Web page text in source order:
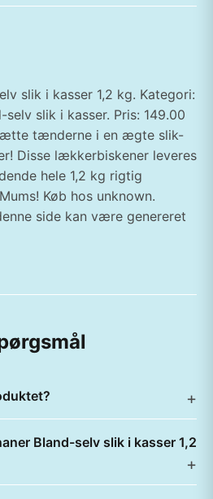
slik i kasser 1,2 kg. Kategori:
slik i kasser. Pris: 149.00
tænderne i en ægte slik-
Disse lækkerbiskener leveres
hele 1,2 kg rigtig
Køb hos unknown.
side kan være genereret
Bland-selv slik i kasser 1,2